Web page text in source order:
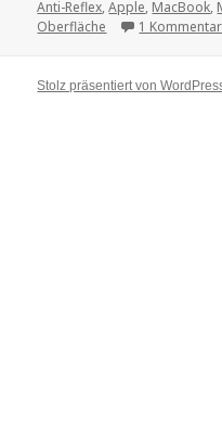
am
Anti-Reflex,Apple, MacBook,
Oberfläche
1 Kommentar
Stolz präsentiert von